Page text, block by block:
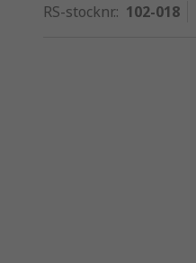
RS-stocknr.: 102-018